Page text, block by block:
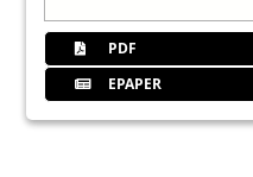
PDF
EPAPER